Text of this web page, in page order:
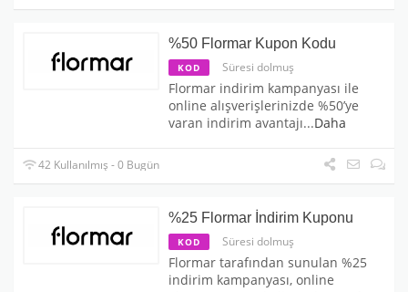
%50 Flormar Kupon Kodu
KOD Süresi dolmuş
Flormar indirim kampanyası ile
online alışverişlerinizde %50’ye
varan indirim avantajı...Daha
42 Kullanılmış - 0 Bugün
%25 Flormar İndirim Kuponu
KOD Süresi dolmuş
Flormar tarafından sunulan %25
indirim kampanyası, online